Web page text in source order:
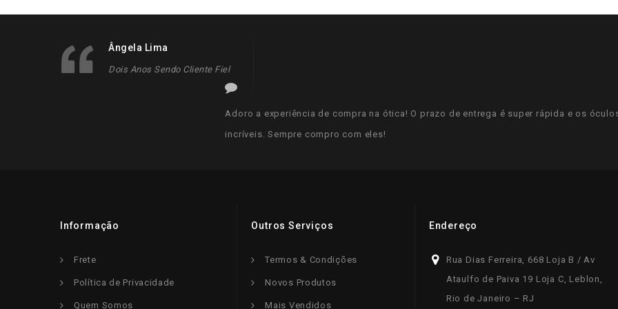
Ângela Lima
Dois Anos Sendo Cliente Fiel
Adoro a experiência de compra na ótica! O prazo de entrega é super rápida e os
incríveis. Sempre compro com eles!
Informação
Frete
Política de Privacidade
Quem Somos
Outros Serviços
Termos & Condições
Novos Produtos
Mais Vendidos
Endereço
Rua Dias Ferreira, 668 Loja B / Av
Ataulfo de Paiva 19 Loja C, Leblon,
Rio de Janeiro – RJ